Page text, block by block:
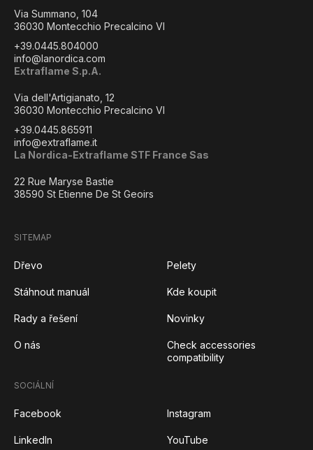
Via Summano, 104
36030 Montecchio Precalcino VI
+39.0445.804000
info@lanordica.com
Extraflame S.p.A.
Via dell'Artigianato, 12
36030 Montecchio Precalcino VI
+39.0445.865911
info@extraflame.it
La Nordica-Extraflame STF France Sas
22 Rue Maryse Bastie
38590 St Etienne De St Geoirs
SITEMAP
Dřevo Pelety
Stáhnout manuál Kde koupit
Rady a řešení Novinky
O nás
Check accessories
compatibility
SOCIÁLNÍ
Facebook Instagram
LinkedIn YouTube